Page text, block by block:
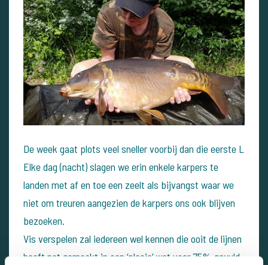
De week gaat plots veel sneller voorbij dan die eerste L
Elke dag (nacht) slagen we erin enkele karpers te
landen met af en toe een zeelt als bijvangst waar we
niet om treuren aangezien de karpers ons ook blijven
bezoeken.
Vis verspelen zal iedereen wel kennen die ooit de lijnen
heeft nat gemaakt in een ‘plasje’ wat voor 75% gevuld